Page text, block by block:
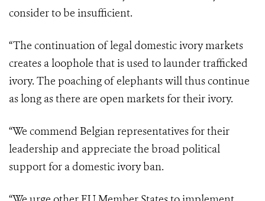
consider to be insufficient.
“The continuation of legal domestic ivory markets
creates a loophole that is used to launder trafficked
ivory. The poaching of elephants will thus continue
as long as there are open markets for their ivory.
“We commend Belgian representatives for their
leadership and appreciate the broad political
support for a domestic ivory ban.